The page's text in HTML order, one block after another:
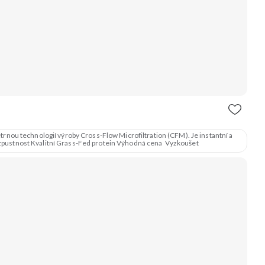
technologií výroby Cross-Flow Microfiltration (CFM). Je instantní a
Skvělá chuť a rozpustnost Kvalitní Grass-Fed protein Výhodná cena Vyzkoušet